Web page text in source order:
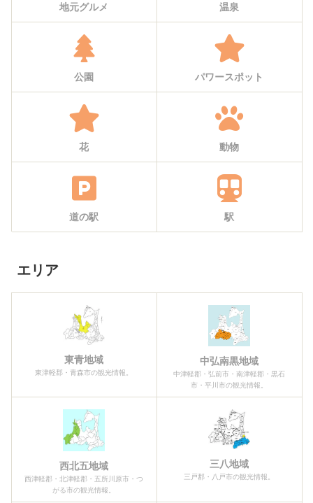
地元グルメ 温泉
公園 パワースポット
花 動物
道の駅 駅
エリア
東青地域
東津軽郡・青森市の観光情報。
中弘南黒地域
中津軽郡・弘前市・南津軽郡・黒石
市・平川市の観光情報。
西北五地域
西津軽郡・北津軽郡・五所川原市・つ
がる市の観光情報。
三八地域
三戸郡・八戸市の観光情報。